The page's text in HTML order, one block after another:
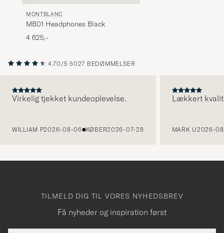
MONTBLANC
MB01 Headphones Black
4 625,-
4.70/5 5027 BEDØMMELSER
Virkelig tjekket kundeoplevelse.
WILLIAM P2026-08-06 KØBER2026-07-28
Lækkert
MARK U2026-
TILMELD DIG TIL VORES NYHEDSBREV
Få nyheder og inspiration først